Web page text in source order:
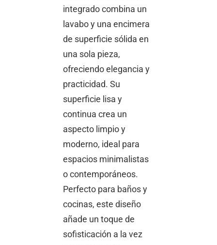
integrado combina un
lavabo y una encimera
de superficie sólida en
una sola pieza,
ofreciendo elegancia y
practicidad. Su
superficie lisa y
continua crea un
aspecto limpio y
moderno, ideal para
espacios minimalistas
o contemporáneos.
Perfecto para baños y
cocinas, este diseño
añade un toque de
sofisticación a la vez